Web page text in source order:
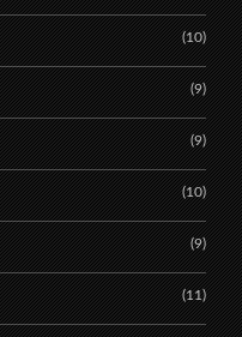
(10)
(9)
(9)
(10)
(9)
(11)